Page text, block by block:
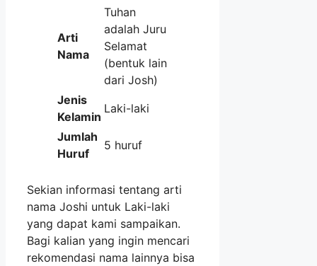
Arti
Nama
Tuhan
adalah Juru
Selamat
(bentuk lain
dari Josh)
Jenis
Kelamin
Laki-laki
Jumlah
Huruf
5 huruf
Sekian informasi tentang arti
nama Joshi untuk Laki-laki
yang dapat kami sampaikan.
Bagi kalian yang ingin mencari
rekomendasi nama lainnya bisa